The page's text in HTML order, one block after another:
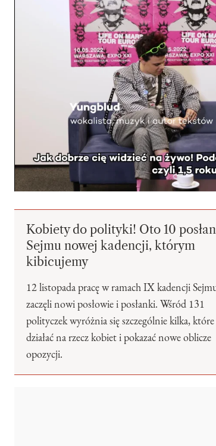
Kobiety do polityki! Oto 10
Sejmu nowej kadencji, którym
kibicujemy
12 listopada pracę w ramach IX kadencji
zaczęli nowi posłowie i posłanki. Wśród 131
polityczek wyróżnia się szczególnie kilka, które
działać na rzecz kobiet i pokazać nowe oblicze
opozycji.